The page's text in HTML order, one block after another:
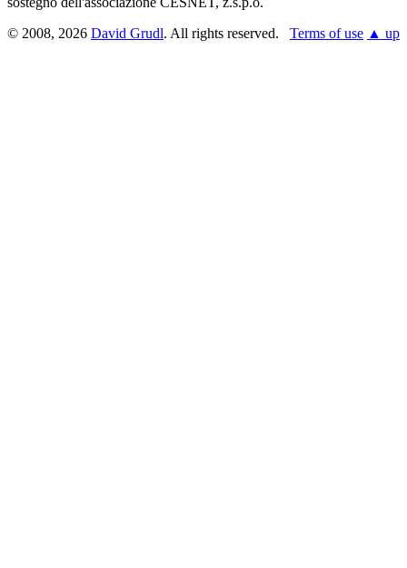
© 2008, 2026 David Grudl. All rights reserved. Terms of use ▲ up